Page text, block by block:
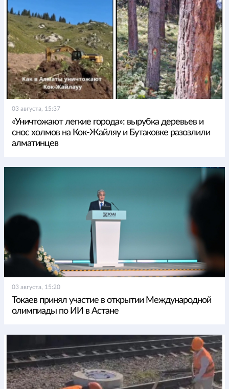
03 августа, 15:37
«Уничтожают легкие города»: вырубка деревьев и
снос холмов на Кок-Жайляу и Бутаковке разозлили
алматинцев
03 августа, 15:20
Токаев принял участие в открытии Международной
олимпиады по ИИ в Астане